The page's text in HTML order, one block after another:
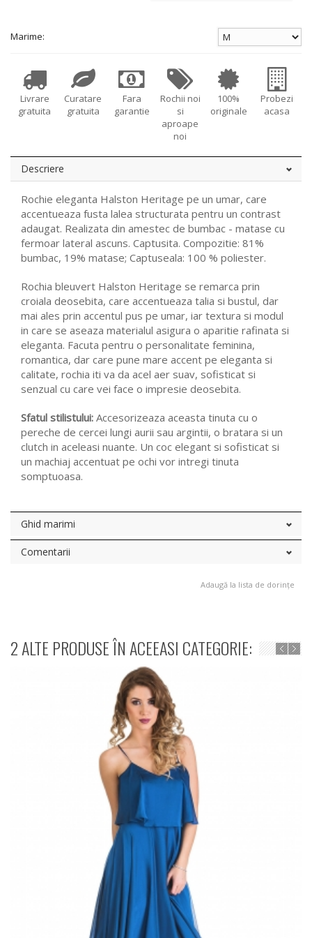
Marime:
Livrare
gratuita
Curatare
gratuita
Fara
garantie
Rochii noi
si
aproape
noi
100%
originale
Probezi
acasa
Descriere
Rochie eleganta Halston Heritage pe un umar, care
accentueaza fusta lalea structurata pentru un contrast
adaugat. Realizata din amestec de bumbac - matase cu
fermoar lateral ascuns. Captusita. Compozitie: 81%
bumbac, 19% matase; Captuseala: 100 % poliester.
Rochia bleuvert Halston Heritage se remarca prin
croiala deosebita, care accentueaza talia si bustul, dar
mai ales prin accentul pus pe umar, iar textura si modul
in care se aseaza materialul asigura o aparitie rafinata si
eleganta. Facuta pentru o personalitate feminina,
romantica, dar care pune mare accent pe eleganta si
calitate, rochia iti va da acel aer suav, sofisticat si
senzual cu care vei face o impresie deosebita.
Sfatul stilistului: Accesorizeaza aceasta tinuta cu o
pereche de cercei lungi aurii sau argintii, o bratara si un
clutch in aceleasi nuante. Un coc elegant si sofisticat si
un machiaj accentuat pe ochi vor intregi tinuta
somptuoasa.
Ghid marimi
Comentarii
Adaugă la lista de dorințe
2 ALTE PRODUSE ÎN ACEEASI CATEGORIE: